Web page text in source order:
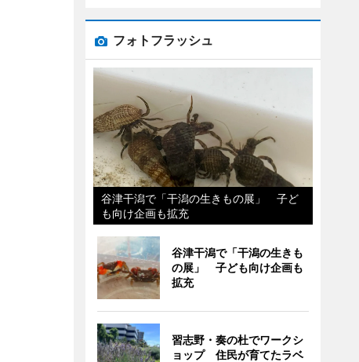
フォトフラッシュ
谷津干潟で「干潟の生きもの展」 子ど
も向け企画も拡充
谷津干潟で「干潟の生きも
の展」 子ども向け企画も
拡充
習志野・奏の杜でワークシ
ョップ 住民が育てたラベ